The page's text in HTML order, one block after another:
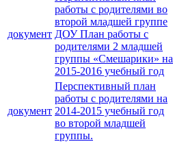
документ
работы с родителями во
второй младшей группе
ДОУ План работы с
родителями 2 младшей
группы «Смешарики» на
2015-2016 учебный год
документ
Перспективный план
работы с родителями на
2014-2015 учебный год
во второй младшей
группы.